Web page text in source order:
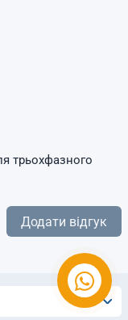
трьохфазного
Додати відгук